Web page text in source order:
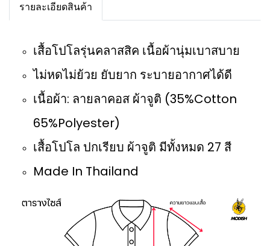
รายละเอียดสินค้า
เสื้อโปโลรุ่นคลาสสิค เนื้อผ้านุ่มเบาสบาย
ไม่หดไม่ย้วย ยับยาก ระบายอากาศได้ดี
เนื้อผ้า: ลายลาคอส ผ้าจูติ (35%Cotton
65%Polyester)
เสื้อโปโล ปกเรียบ ผ้าจูติ มีทั้งหมด 27 สี
Made In Thailand